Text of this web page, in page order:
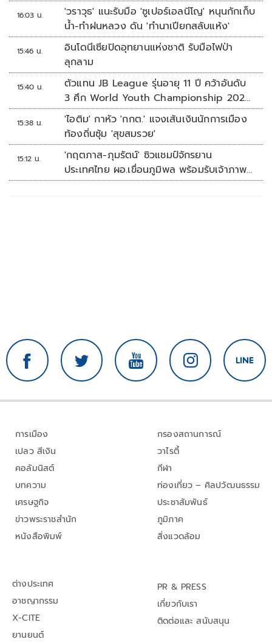
16:03 น.
'วราวุธ' แนะรับมือ 'ซูเปอร์เอลนีโญ' หนุนกักเก็บ
น้ำ-ทำฝนหลวง ดัน 'ทำนาเปียกสลับแห้ง'
15:46 น.
อินโดนีเซียปิดอุทยานแห่งชาติ รับมือไฟป่า
ลุกลาม
15:40 น.
ตัวแทน JB League รุ่นอายุ 11 ปี คว้าอันดับ
3 ศึก World Youth Championship 2026
ที่สิงคโปร์
15:38 น.
'ไอติม' กาหัว 'กกต.' แจงเส้นเงินนักการเมือง
ท้องถิ่นซุ้ม 'สุขสมรวย'
15:12 น.
'กฤตภาส-ภุมรัตน์' ซิวแชมป์จักรยาน
ประเทศไทย ผอ.เขื่อนภูมิพล พร้อมรับเจ้าภาพ
ต่อ ปี 2570
การเมือง
เปลว สีเงิน
คอลัมนิสต์
บทความ
เศรษฐกิจ
ข่าวพระราชสำนัก
หนังสือพิมพ์
กรองสถานการณ์
วาไรตี้
กีฬา
ท่องเที่ยว – ศิลปวัฒนธรรม
ประชาสัมพันธ์
ภูมิภาค
สิ่งแวดล้อม
ต่างประเทศ
อาชญากรรม
X-CITE
ยานยนต์
PR & PRESS
เกี่ยวกับเรา
ติดต่อและ สนับสนุน